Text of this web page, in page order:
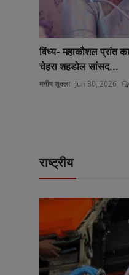
गौ वंश की रक्षा के लिये
ब्रम्हानंद गर्ग म...
मनीष शुक्ला May 28, 2026
राष्ट्रीय